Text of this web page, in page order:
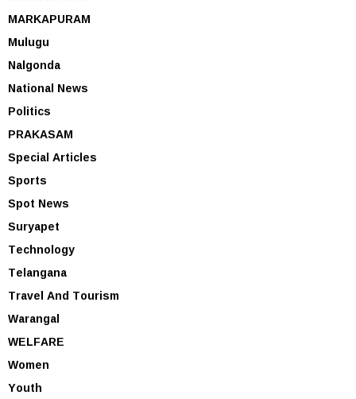
MARKAPURAM
Mulugu
Nalgonda
National News
Politics
PRAKASAM
Special Articles
Sports
Spot News
Suryapet
Technology
Telangana
Travel And Tourism
Warangal
WELFARE
Women
Youth